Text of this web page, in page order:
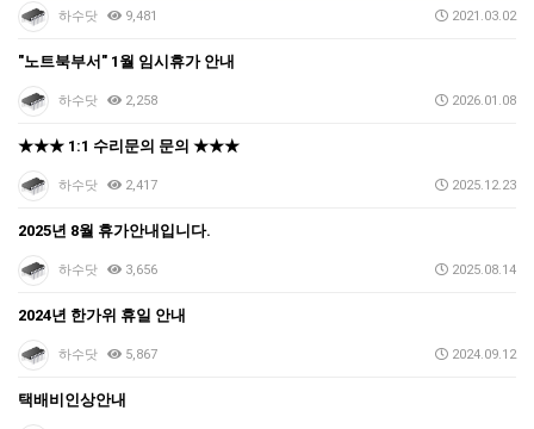
하수닷 9,481 2021.03.02
"노트북부서" 1월 임시휴가 안내
하수닷 2,258 2026.01.08
★★★ 1:1 수리문의 문의 ★★★
하수닷 2,417 2025.12.23
2025년 8월 휴가안내입니다.
하수닷 3,656 2025.08.14
2024년 한가위 휴일 안내
하수닷 5,867 2024.09.12
택배비인상안내